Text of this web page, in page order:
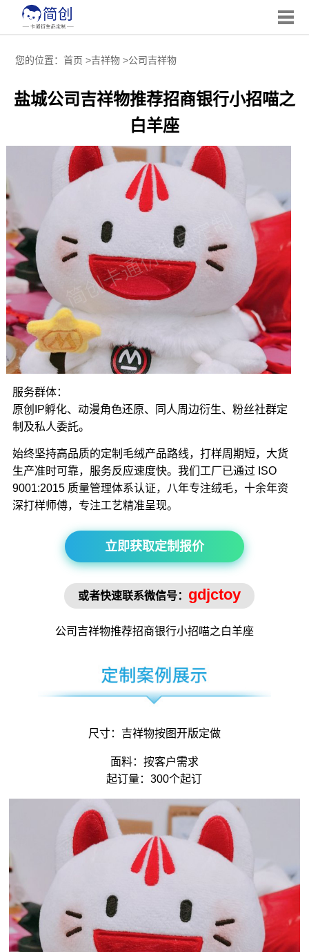
您的位置： 首页 >吉祥物>公司吉祥物
盐城公司吉祥物推荐招商银行小招喵之
白羊座
服务群体：
原创IP孵化、动漫角色还原、同人周边衍生、粉丝社群定
制及私人委託。
始终坚持高品质的定制毛绒产品路线，打样周期短，大货
生产准时可靠，服务反应速度快。我们工厂已通过 ISO
9001:2015 质量管理体系认证，八年专注绒毛，十余年资
深打样师傅，专注工艺精准呈现。
立即获取定制报价
或者快速联系微信号： gdjctoy
公司吉祥物推荐招商银行小招喵之白羊座
尺寸： 吉祥物按图开版定做
面料：按客户需求
起订量：300个起订